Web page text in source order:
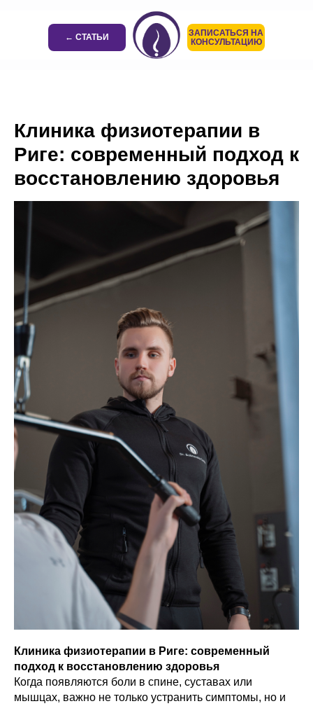
← СТАТЬИ
ЗАПИСАТЬСЯ НА
КОНСУЛЬТАЦИЮ
Клиника физиотерапии в
Риге: современный подход к
восстановлению здоровья
Клиника физиотерапии в Риге: современный
подход к восстановлению здоровья
Когда появляются боли в спине, суставах или
мышцах, важно не только устранить симптомы, но и